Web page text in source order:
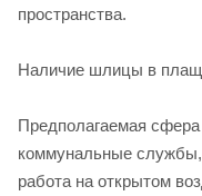
пространства.
Наличие шлицы в
Предполагаемая сфера
коммунальные службы,
работа на открытом